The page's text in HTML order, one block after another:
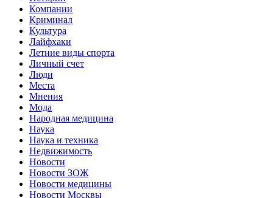
Компании
Криминал
Культура
Лайфхаки
Летние виды спорта
Личный счет
Люди
Места
Мнения
Мода
Народная медицина
Наука
Наука и техника
Недвижимость
Новости
Новости ЗОЖ
Новости медицины
Новости Москвы